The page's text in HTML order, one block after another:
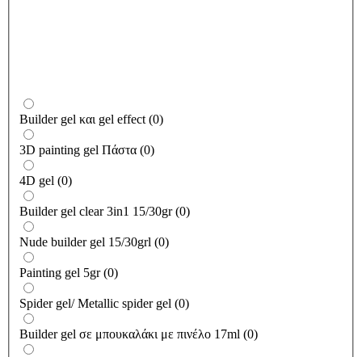
Builder gel και gel effect (0)
3D painting gel Πάστα (0)
4D gel (0)
Builder gel clear 3in1 15/30gr (0)
Nude builder gel 15/30grl (0)
Painting gel 5gr (0)
Spider gel/ Metallic spider gel (0)
Builder gel σε μπουκαλάκι με πινέλο 17ml (0)